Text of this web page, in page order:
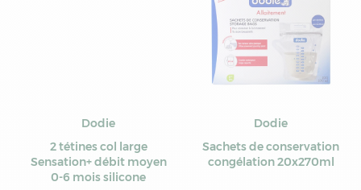
Dodie
2 tétines col large
Sensation+ débit moyen
0-6 mois silicone
Dodie
Sachets de conservation
congélation 20x270ml